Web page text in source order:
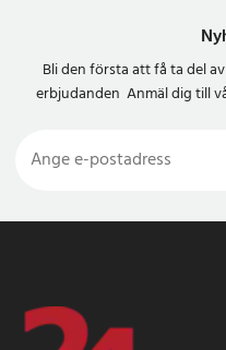
Bli den första att få ta del
erbjudanden Anmäl dig till